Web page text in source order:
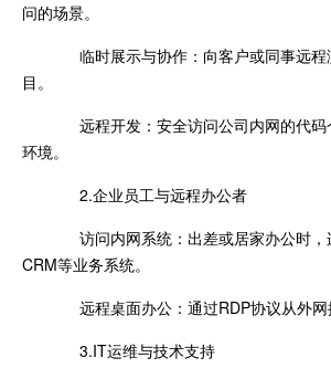
问的场景。
临时展示与协作：向客户或同事远程
目。
远程开发：安全访问公司内网的代码
环境。
2.企业员工与远程办公者
访问内网系统：出差或居家办公时，
CRM等业务系统。
远程桌面办公：通过RDP协议从外网
3.IT运维与技术支持